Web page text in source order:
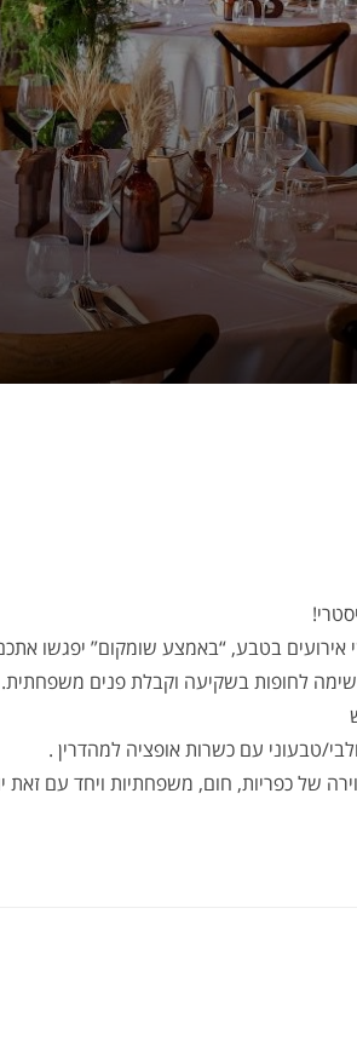
אירועים בטבע, “באמצע שומקום” יפגשו
לחופות בשקיעה וקבלת פנים משפחתית.
טבעוני עם כשרות אופציה למהדרין .
של כפריות, חום, משפחתיות ויחד עם זאת